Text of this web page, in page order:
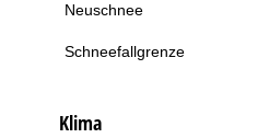
Neuschnee
Schneefallgrenze
Klima